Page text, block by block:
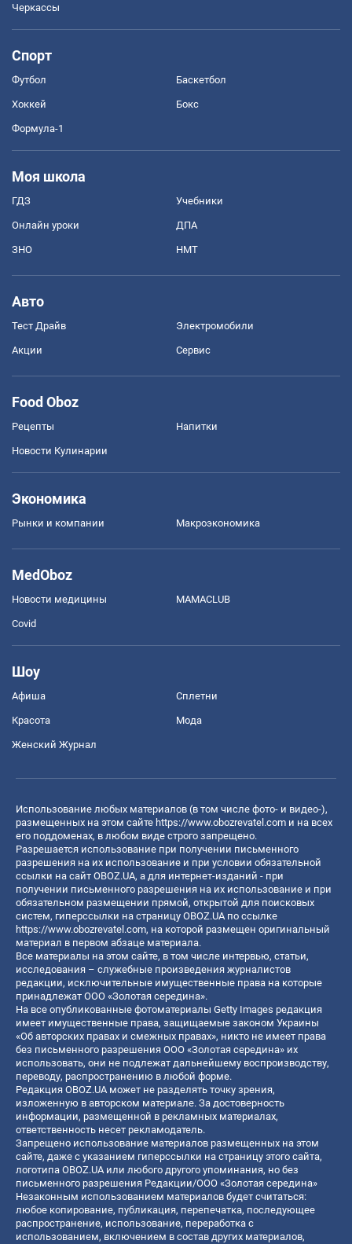
Черкассы
Спорт
Футбол Баскетбол
Хоккей Бокс
Формула-1
Моя школа
ГДЗ Учебники
Онлайн уроки ДПА
ЗНО НМТ
Авто
Тест Драйв Электромобили
Акции Сервис
Food Oboz
Рецепты Напитки
Новости Кулинарии
Экономика
Рынки и компании Mакроэкономика
MedOboz
Новости медицины MAMACLUB
Covid
Шоу
Афиша Сплетни
Красота Мода
Женский Журнал
Использование любых материалов (в том числе фото- и видео-),
размещенных на этом сайте https://www.obozrevatel.com и на всех
его поддоменах, в любом виде строго запрещено.
Разрешается использование при получении письменного
разрешения на их использование и при условии обязательной
ссылки на сайт OBOZ.UA, а для интернет-изданий - при
получении письменного разрешения на их использование и при
обязательном размещении прямой, открытой для поисковых
систем, гиперссылки на страницу OBOZ.UA по ссылке
https://www.obozrevatel.com, на которой размещен оригинальный
материал в первом абзаце материала.
Все материалы на этом сайте, в том числе интервью, статьи,
исследования – служебные произведения журналистов
редакции, исключительные имущественные права на которые
принадлежат ООО «Золотая середина».
На все опубликованные фотоматериалы Getty Images редакция
имеет имущественные права, защищаемые законом Украины
«Об авторских правах и смежных правах», никто не имеет права
без письменного разрешения ООО «Золотая середина» их
использовать, они не подлежат дальнейшему воспроизводству,
переводу, распространению в любой форме.
Редакция OBOZ.UA может не разделять точку зрения,
изложенную в авторском материале. За достоверность
информации, размещенной в рекламных материалах,
ответственность несет рекламодатель.
Запрещено использование материалов размещенных на этом
сайте, даже с указанием гиперссылки на страницу этого сайта,
логотипа OBOZ.UA или любого другого упоминания, но без
письменного разрешения Редакции/ООО «Золотая середина»
Незаконным использованием материалов будет считаться:
любое копирование, публикация, перепечатка, последующее
распространение, использование, переработка с
использованием, включением в состав других материалов,